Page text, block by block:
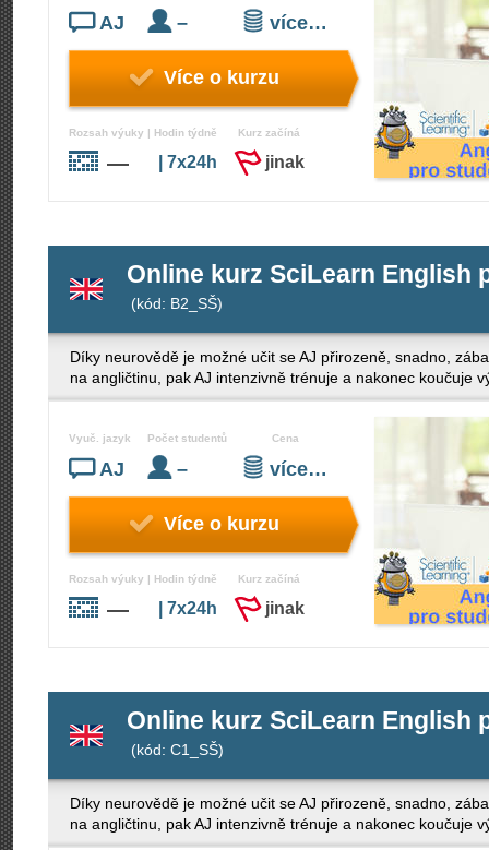
AJ – více…
Více o kurzu
Rozsah výuky | Hodin týdně
— | 7x24h
Kurz začíná
jinak
Online kurz SciLearn English
(kód: B2_SŠ)
Díky neurovědě je možné učit se AJ přirozeně, snadno,
na angličtinu, pak AJ intenzivně trénuje a nakonec koučuje
Vyuč. jazyk
AJ
Počet studentů
–
Cena
více…
Více o kurzu
Rozsah výuky | Hodin týdně
— | 7x24h
Kurz začíná
jinak
Online kurz SciLearn English
(kód: C1_SŠ)
Díky neurovědě je možné učit se AJ přirozeně, snadno,
na angličtinu, pak AJ intenzivně trénuje a nakonec koučuje